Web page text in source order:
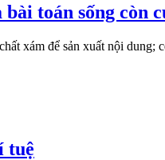
toán sống còn
xám để sản xuất nội dung;
tuệ